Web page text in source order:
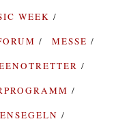
WEEK
MESSE